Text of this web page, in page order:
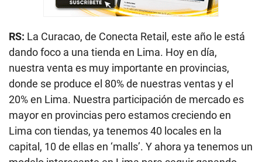
RS: La Curacao, de Conecta Retail, este año le está
dando foco a una tienda en Lima. Hoy en día,
nuestra venta es muy importante en provincias,
donde se produce el 80% de nuestras ventas y el
20% en Lima. Nuestra participación de mercado es
mayor en provincias pero estamos creciendo en
Lima con tiendas, ya tenemos 40 locales en la
capital, 10 de ellas en ‘malls’. Y ahora ya tenemos un